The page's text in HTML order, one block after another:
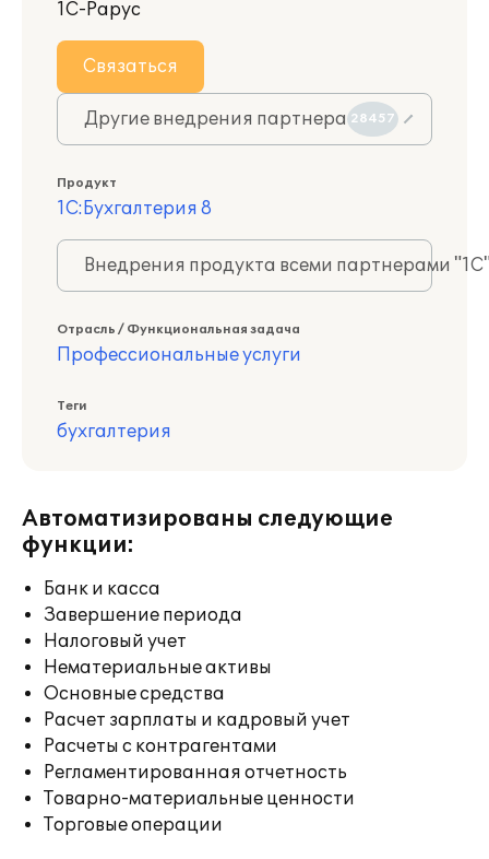
1С-Рарус
Связаться
Другие внедрения партнера 28457
Продукт
1С:Бухгалтерия 8
Внедрения продукта всеми партнерами
Отрасль / Функциональная задача
Профессиональные услуги
Теги
бухгалтерия
Автоматизированы следующие
функции:
Банк и касса
Завершение периода
Налоговый учет
Нематериальные активы
Основные средства
Расчет зарплаты и кадровый учет
Расчеты с контрагентами
Регламентированная отчетность
Товарно-материальные ценности
Торговые операции